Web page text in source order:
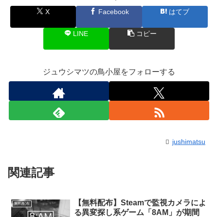
X Facebook はてブ
LINE コピー
ジュウシマツの鳥小屋をフォローする
jushimatsu
関連記事
無料配布
【無料配布】Steamで監視カメラによ
る異変探し系ゲーム「8AM」が期間